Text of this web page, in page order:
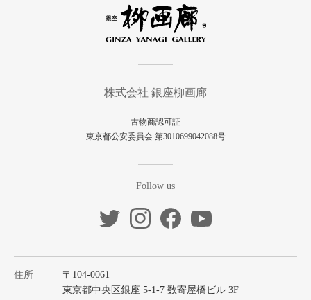
株式会社 銀座柳画廊
古物商認可証
東京都公安委員会 第3010699042088号
Follow us
住所
〒104-0061
東京都中央区銀座 5-1-7 数寄屋橋ビル 3F